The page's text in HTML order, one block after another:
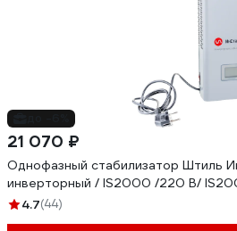
21 070 ₽
Однофазный стабилизатор Штиль
инверторный / IS2000 /220 В/
4.7(44)